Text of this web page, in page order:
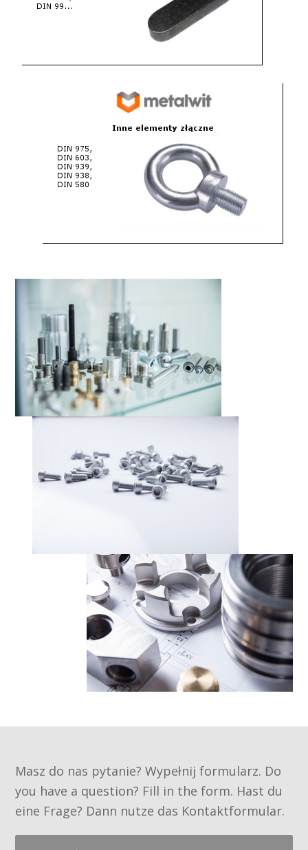
Masz do nas pytanie? Wypełnij formularz. Do
you have a question? Fill in the form. Hast du
eine Frage? Dann nutze das Kontaktformular.